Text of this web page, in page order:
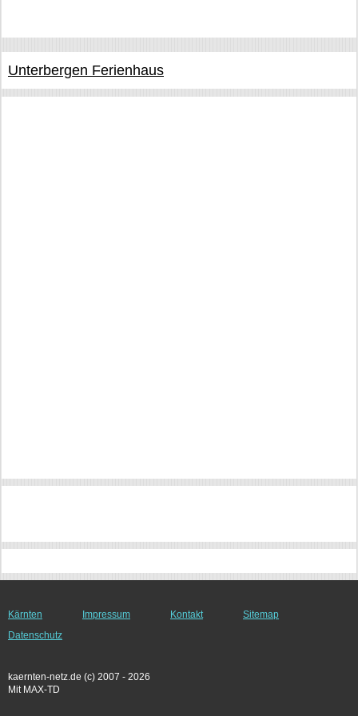
Unterbergen Ferienhaus
Kärnten Impressum Kontakt
Sitemap
Datenschutz
kaernten-netz.de (c) 2007 - 2026
Mit MAX-TD